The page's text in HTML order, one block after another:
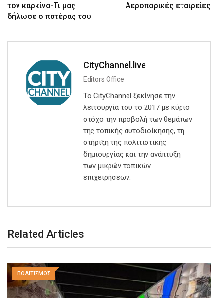
τον καρκίνο-Τι μας
δήλωσε ο πατέρας του
Αεροπορικές εταιρείες
CityChannel.live
Editors Office
Το CityChannel ξεκίνησε την
λειτουργία του το 2017 με κύριο
στόχο την προβολή των θεμάτων
της τοπικής αυτοδιοίκησης, τη
στήριξη της πολιτιστικής
δημιουργίας και την ανάπτυξη
των μικρών τοπικών
επιχειρήσεων.
Related Articles
ΠΟΛΙΤΙΣΜΟΣ